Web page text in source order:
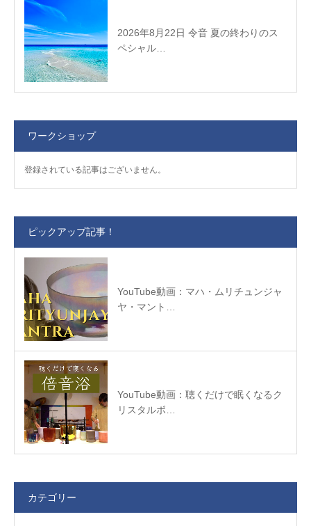
2026年8月22日 令音 夏の終わりのス
ペシャル…
ワークショップ
登録されている記事はございません。
ピックアップ記事！
YouTube動画：マハ・ムリチュンジャ
ヤ・マント…
YouTube動画：聴くだけで眠くなるク
リスタルボ…
カテゴリー